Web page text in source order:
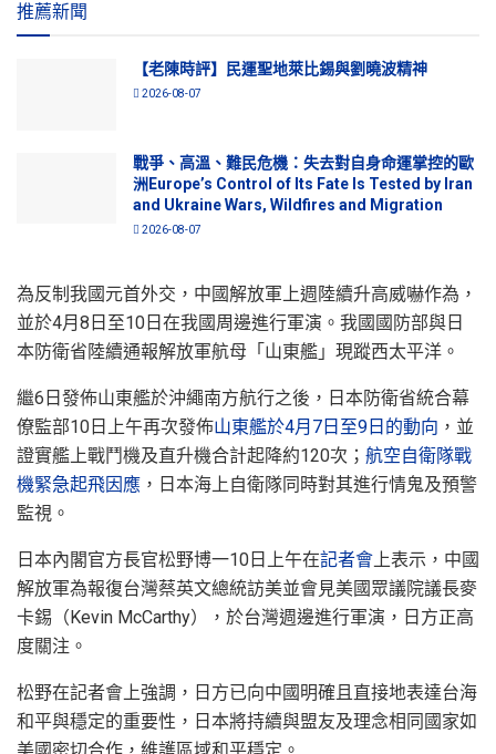
推薦新聞
【老陳時評】民運聖地萊比錫與劉曉波精神
2026-08-07
戰爭、高溫、難民危機：失去對自身命運掌控的歐
洲Europe’s Control of Its Fate Is Tested by Iran
and Ukraine Wars, Wildfires and Migration
2026-08-07
為反制我國元首外交，中國解放軍上週陸續升高威嚇作為，
並於4月8日至10日在我國周邊進行軍演。我國國防部與日
本防衛省陸續通報解放軍航母「山東艦」現蹤西太平洋。
繼6日發佈山東艦於沖繩南方航行之後，日本防衛省統合幕
僚監部10日上午再次發佈山東艦於4月7日至9日的動向 ，並
證實艦上戰鬥機及直升機合計起降約120次； 航空自衛隊戰
機緊急起飛因應 ，日本海上自衛隊同時對其進行情鬼及預警
監視。
日本內閣官方長官松野博一10日上午在記者會 上表示，中國
解放軍為報復台灣蔡英文總統訪美並會見美國眾議院議長麥
卡錫（Kevin McCarthy），於台灣週邊進行軍演，日方正高
度關注。
松野在記者會上強調，日方已向中國明確且直接地表達台海
和平與穩定的重要性，日本將持續與盟友及理念相同國家如